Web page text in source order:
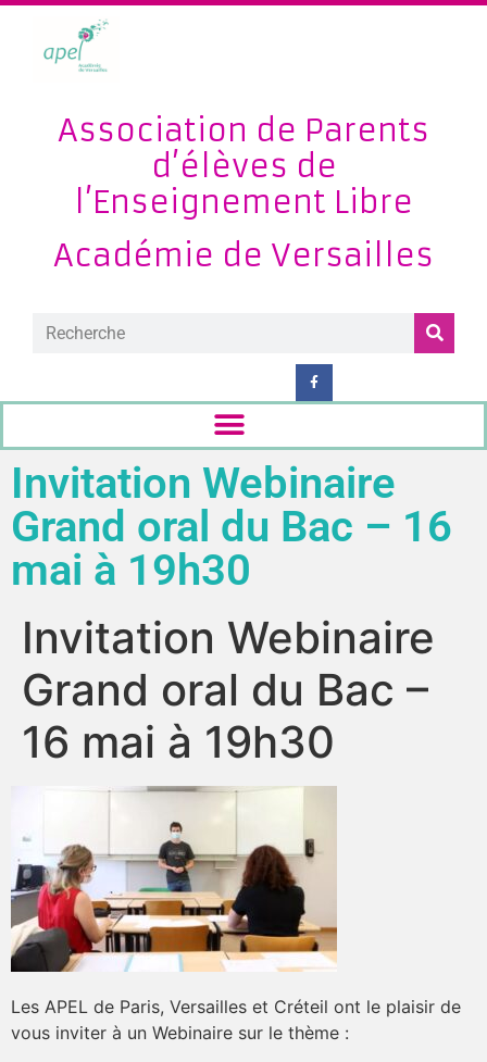
Association de Parents
d’élèves de
l’Enseignement Libre
Académie de Versailles
Invitation Webinaire
Grand oral du Bac – 16
mai à 19h30
Invitation Webinaire
Grand oral du Bac –
16 mai à 19h30
Les APEL de Paris, Versailles et Créteil ont le plaisir de
vous inviter à un Webinaire sur le thème :